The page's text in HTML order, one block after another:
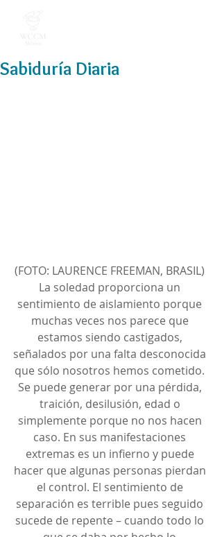
Sabiduría Diaria
(FOTO: LAURENCE FREEMAN, BRASIL)
La soledad proporciona un
sentimiento de aislamiento porque
muchas veces nos parece que
estamos siendo castigados,
señalados por una falta desconocida
que sólo nosotros hemos cometido.
Se puede generar por una pérdida,
traición, desilusión, edad o
simplemente porque no nos hacen
caso. En sus manifestaciones
extremas es un infierno y puede
hacer que algunas personas pierdan
el control. El sentimiento de
separación es terrible pues seguido
sucede de repente – cuando todo lo